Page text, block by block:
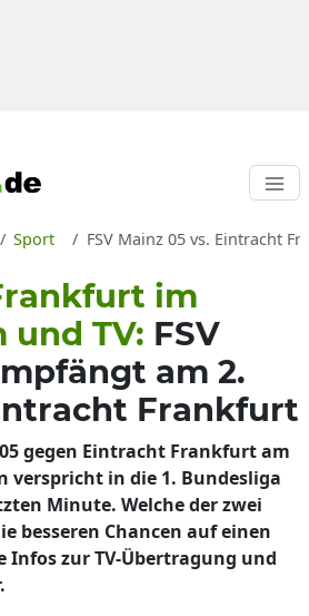
Sport FSV Mainz 05 vs. Eintracht
im
und TV: FSV
am 2.
Frankfurt
05 gegen Eintracht Frankfurt am
verspricht in die 1. Bundesliga
Minute. Welche der zwei
besseren Chancen auf einen
Infos zur TV-Übertragung und